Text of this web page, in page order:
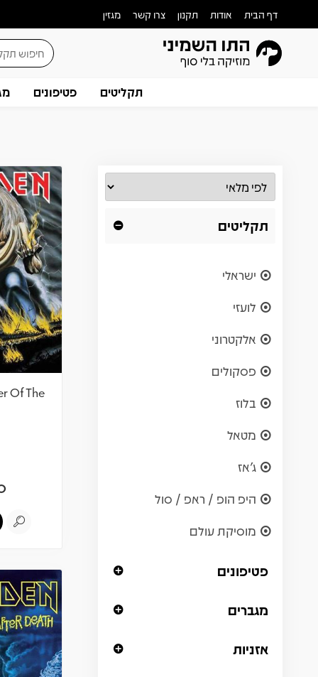
דף הבית אודות תקנון צרו קשר מגזין
תקליטים פטיפונים
תקליטים
ישראלי
לועזי
אלקטרוני
פסקולים
בלוז
מטאל
ג'אז
היפ הופ / ראפ / סול
מוסיקת עולם
פטיפונים
מגברים
אזניות
Of The